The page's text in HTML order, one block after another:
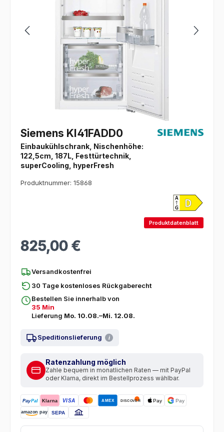
Siemens KI41FADD0
Einbaukühlschrank, Nischenhöhe:
122,5cm, 187L, Festtürtechnik,
superCooling, hyperFresh
Produktnummer: 15868
Produktdatenblatt
Regulärer Preis:
825,00 €
Versandkostenfrei
30 Tage kostenloses Rückgaberecht
Bestellen Sie innerhalb von
35 Min
Lieferung Mo. 10.08.–Mi. 12.08.
Speditionslieferung i
Ratenzahlung möglich
Zahle bequem in monatlichen Raten — mit PayPal
oder Klarna, direkt im Bestellprozess wählbar.
PayPal Klarna VISA AMEX DISCOVER Pay Pay
amazon pay SEPA